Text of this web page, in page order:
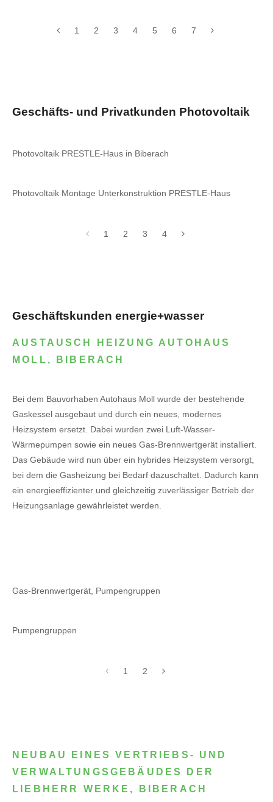
1 2 3 4 5 6 7
Geschäfts- und Privatkunden Photovoltaik
Photovoltaik PRESTLE-Haus in Biberach
Photovoltaik Montage Unterkonstruktion PRESTLE-Haus
1 2 3 4
Geschäftskunden energie+wasser
AUSTAUSCH HEIZUNG AUTOHAUS
MOLL, BIBERACH
Bei dem Bauvorhaben Autohaus Moll wurde der bestehende
Gaskessel ausgebaut und durch ein neues, modernes
Heizsystem ersetzt. Dabei wurden zwei Luft-Wasser-
Wärmepumpen sowie ein neues Gas-Brennwertgerät installiert.
Das Gebäude wird nun über ein hybrides Heizsystem versorgt,
bei dem die Gasheizung bei Bedarf dazuschaltet. Dadurch kann
ein energieeffizienter und gleichzeitig zuverlässiger Betrieb der
Heizungsanlage gewährleistet werden.
Gas-Brennwertgerät, Pumpengruppen
Pumpengruppen
1 2
NEUBAU EINES VERTRIEBS- UND
VERWALTUNGSGEBÄUDES DER
LIEBHERR WERKE, BIBERACH